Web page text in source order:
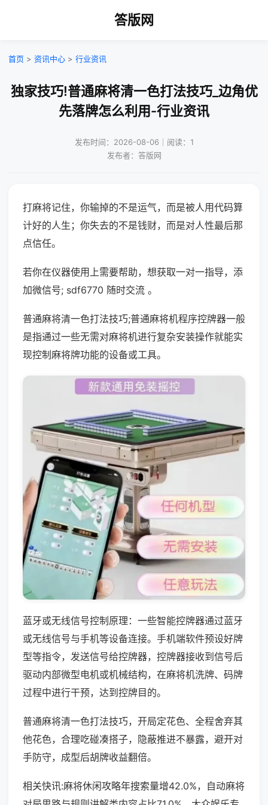
答版网
首页 > 资讯中心 > 行业资讯
独家技巧!普通麻将清一色打法技巧_边角优
先落牌怎么利用-行业资讯
发布时间：2026-08-06｜阅读：1
发布者：答版网
打麻将记住，你输掉的不是运气，而是被人用代码算
计好的人生；你失去的不是钱财，而是对人性最后那
点信任。
若你在仪器使用上需要帮助，想获取一对一指导，添
加微信号; sdf6770 随时交流 。
普通麻将清一色打法技巧;普通麻将机程序控牌器一般
是指通过一些无需对麻将机进行复杂安装操作就能实
现控制麻将牌功能的设备或工具。
蓝牙或无线信号控制原理：一些智能控牌器通过蓝牙
或无线信号与手机等设备连接。手机端软件预设好牌
型等指令，发送信号给控牌器，控牌器接收到信号后
驱动内部微型电机或机械结构，在麻将机洗牌、码牌
过程中进行干预，达到控牌目的。
普通麻将清一色打法技巧，开局定花色、全程舍弃其
他花色，合理吃碰凑搭子，隐蔽推进不暴露，避开对
手防守，成型后胡牌收益翻倍。
相关快讯:麻将休闲攻略年搜索量增42.0%，自动麻将